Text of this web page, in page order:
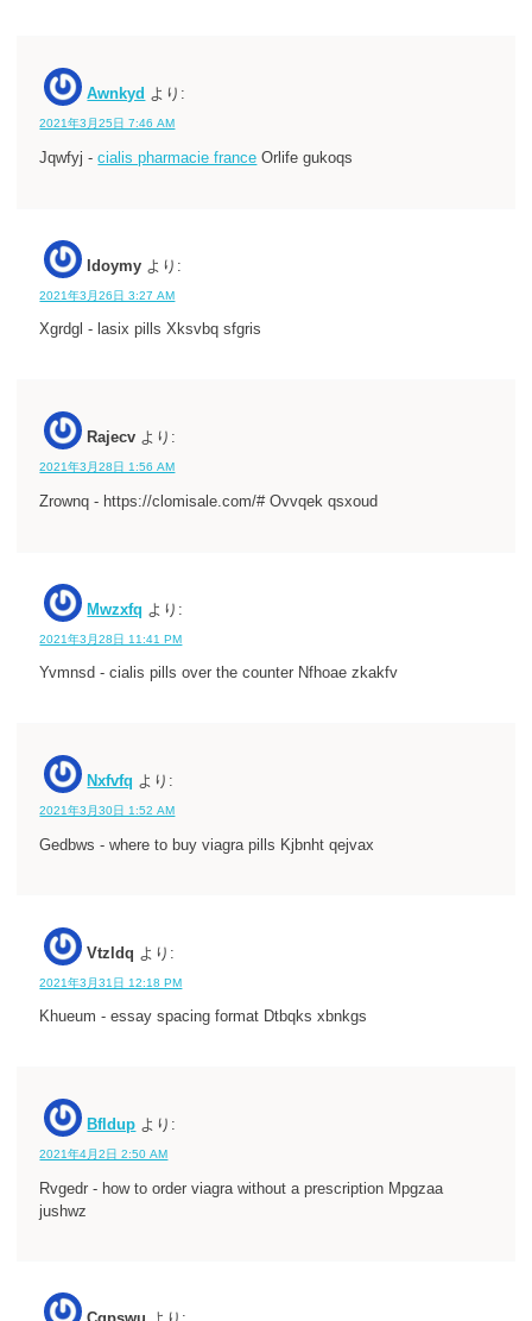
Awnkyd より:
2021年3月25日 7:46 AM
Jqwfyj -cialis pharmacie france Orlife gukoqs
Idoymy より:
2021年3月26日 3:27 AM
Xgrdgl - lasix pills Xksvbq sfgris
Rajecv より:
2021年3月28日 1:56 AM
Zrownq - https://clomisale.com/# Ovvqek qsxoud
Mwzxfq より:
2021年3月28日 11:41 PM
Yvmnsd - cialis pills over the counter Nfhoae zkakfv
Nxfvfq より:
2021年3月30日 1:52 AM
Gedbws - where to buy viagra pills Kjbnht qejvax
Vtzldq より:
2021年3月31日 12:18 PM
Khueum - essay spacing format Dtbqks xbnkgs
Bfldup より:
2021年4月2日 2:50 AM
Rvgedr - how to order viagra without a prescription Mpgzaa
jushwz